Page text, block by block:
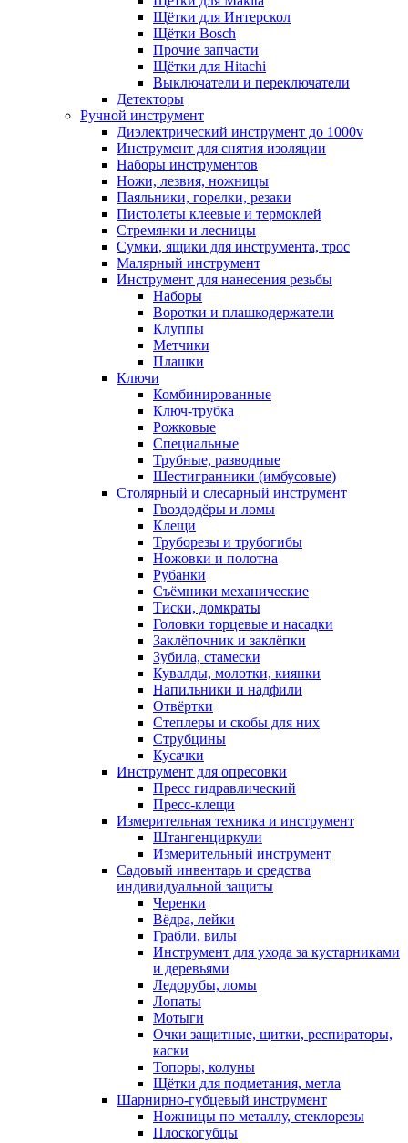
Щётки для Интерскол
Щётки Bosch
Прочие запчасти
Щётки для Hitachi
Выключатели и переключатели
Детекторы
Ручной инструмент
Диэлектрический инструмент до 1000v
Инструмент для снятия изоляции
Наборы инструментов
Ножи, лезвия, ножницы
Паяльники, горелки, резаки
Пистолеты клеевые и термоклей
Стремянки и лесницы
Сумки, ящики для инструмента, трос
Малярный инструмент
Инструмент для нанесения резьбы
Наборы
Воротки и плашкодержатели
Клуппы
Метчики
Плашки
Ключи
Комбинированные
Ключ-трубка
Рожковые
Специальные
Трубные, разводные
Шестигранники (имбусовые)
Столярный и слесарный инструмент
Гвоздодёры и ломы
Клещи
Труборезы и трубогибы
Ножовки и полотна
Рубанки
Съёмники механические
Тиски, домкраты
Головки торцевые и насадки
Заклёпочник и заклёпки
Зубила, стамески
Кувалды, молотки, киянки
Напильники и надфили
Отвёртки
Степлеры и скобы для них
Струбцины
Кусачки
Инструмент для опресовки
Пресс гидравлический
Пресс-клещи
Измерительная техника и инструмент
Штангенциркули
Измерительный инструмент
Садовый инвентарь и средства
индивидуальной защиты
Черенки
Вёдра, лейки
Грабли, вилы
Инструмент для ухода за кустарниками
и деревьями
Ледорубы, ломы
Лопаты
Мотыги
Очки защитные, щитки, респираторы,
каски
Топоры, колуны
Щётки для подметания, метла
Шарнирно-губцевый инструмент
Ножницы по металлу, стеклорезы
Плоскогубцы